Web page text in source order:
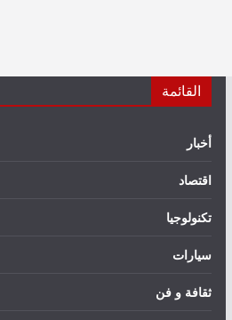
القائمة
أخبار
اقتصاد
تكنولوجيا
سيارات
ثقافة و فن